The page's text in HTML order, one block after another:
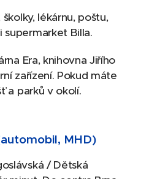
lékárnu, poštu,
supermarket Billa.
Era, knihovna Jiřího
zařízení. Pokud máte
a parků v okolí.
MHD)
/ Dětská